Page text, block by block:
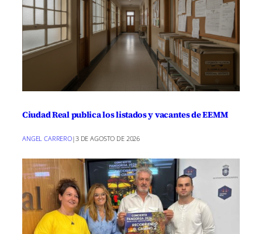
Ciudad Real publica los listados y vacantes de EEMM
ANGEL CARRERO|3 DE AGOSTO DE 2026